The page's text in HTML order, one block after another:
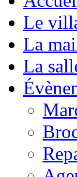
Le
La
La